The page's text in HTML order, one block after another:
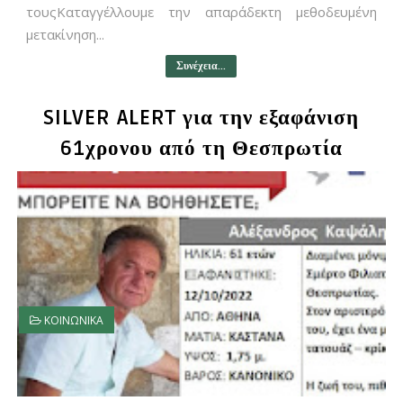
τουςΚαταγγέλλουμε την απαράδεκτη μεθοδευμένη
μετακίνηση...
Συνέχεια...
SILVER ALERT για την εξαφάνιση
61χρονου από τη Θεσπρωτία
ΚΟΙΝΩΝΙΚΑ